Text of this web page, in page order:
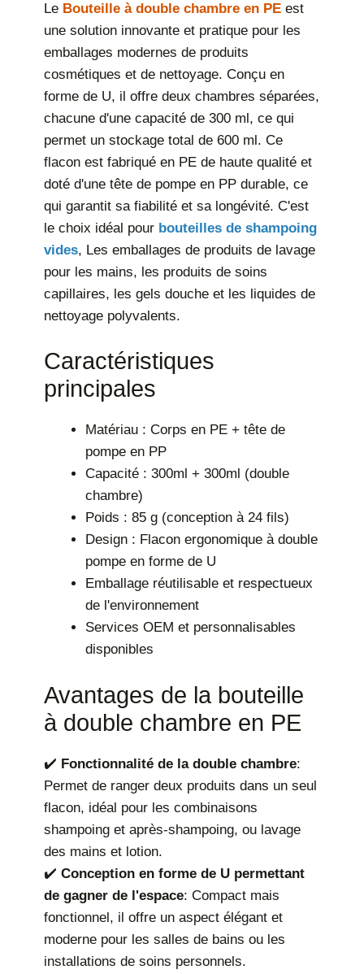
Le Bouteille à double chambre en PE est
une solution innovante et pratique pour les
emballages modernes de produits
cosmétiques et de nettoyage. Conçu en
forme de U, il offre deux chambres séparées,
chacune d'une capacité de 300 ml, ce qui
permet un stockage total de 600 ml. Ce
flacon est fabriqué en PE de haute qualité et
doté d'une tête de pompe en PP durable, ce
qui garantit sa fiabilité et sa longévité. C'est
le choix idéal pour bouteilles de shampoing
vides, Les emballages de produits de lavage
pour les mains, les produits de soins
capillaires, les gels douche et les liquides de
nettoyage polyvalents.
Caractéristiques
principales
Matériau : Corps en PE + tête de
pompe en PP
Capacité : 300ml + 300ml (double
chambre)
Poids : 85 g (conception à 24 fils)
Design : Flacon ergonomique à double
pompe en forme de U
Emballage réutilisable et respectueux
de l'environnement
Services OEM et personnalisables
disponibles
Avantages de la bouteille
à double chambre en PE
✔️ Fonctionnalité de la double chambre:
Permet de ranger deux produits dans un seul
flacon, idéal pour les combinaisons
shampoing et après-shampoing, ou lavage
des mains et lotion.
✔️ Conception en forme de U permettant
de gagner de l'espace: Compact mais
fonctionnel, il offre un aspect élégant et
moderne pour les salles de bains ou les
installations de soins personnels.